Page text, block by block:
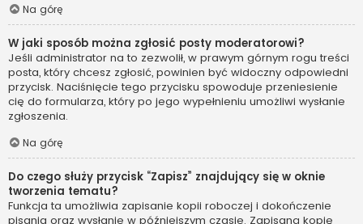
Na górę
W jaki sposób można zgłosić posty moderatorowi?
Jeśli administrator na to zezwolił, w prawym górnym rogu treści
posta, który chcesz zgłosić, powinien być widoczny odpowiedni
przycisk. Naciśnięcie tego przycisku spowoduje przeniesienie
cię do formularza, który po jego wypełnieniu umożliwi wysłanie
zgłoszenia.
Na górę
Do czego służy przycisk “Zapisz” znajdujący się w oknie
tworzenia tematu?
Funkcja ta umożliwia zapisanie kopii roboczej i dokończenie
pisania oraz wysłanie w późniejszym czasie. Zapisaną kopię